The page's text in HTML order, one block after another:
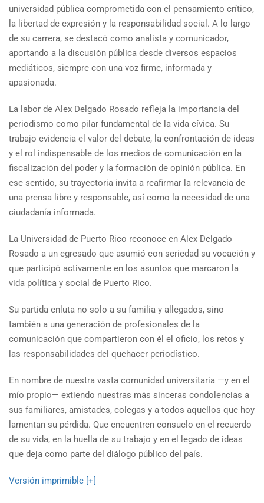
universidad pública comprometida con el pensamiento crítico,
la libertad de expresión y la responsabilidad social. A lo largo
de su carrera, se destacó como analista y comunicador,
aportando a la discusión pública desde diversos espacios
mediáticos, siempre con una voz firme, informada y
apasionada.
La labor de Alex Delgado Rosado refleja la importancia del
periodismo como pilar fundamental de la vida cívica. Su
trabajo evidencia el valor del debate, la confrontación de ideas
y el rol indispensable de los medios de comunicación en la
fiscalización del poder y la formación de opinión pública. En
ese sentido, su trayectoria invita a reafirmar la relevancia de
una prensa libre y responsable, así como la necesidad de una
ciudadanía informada.
La Universidad de Puerto Rico reconoce en Alex Delgado
Rosado a un egresado que asumió con seriedad su vocación y
que participó activamente en los asuntos que marcaron la
vida política y social de Puerto Rico.
Su partida enluta no solo a su familia y allegados, sino
también a una generación de profesionales de la
comunicación que compartieron con él el oficio, los retos y
las responsabilidades del quehacer periodístico.
En nombre de nuestra vasta comunidad universitaria —y en el
mío propio— extiendo nuestras más sinceras condolencias a
sus familiares, amistades, colegas y a todos aquellos que hoy
lamentan su pérdida. Que encuentren consuelo en el recuerdo
de su vida, en la huella de su trabajo y en el legado de ideas
que deja como parte del diálogo público del país.
Versión imprimible [+]